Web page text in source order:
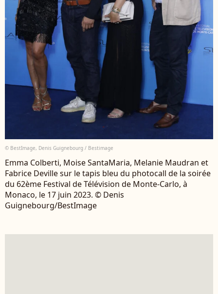
© BestImage, Denis Guignebourg / Bestimage
Emma Colberti, Moise SantaMaria, Melanie Maudran et
Fabrice Deville sur le tapis bleu du photocall de la soirée
du 62ème Festival de Télévision de Monte-Carlo, à
Monaco, le 17 juin 2023. © Denis
Guignebourg/BestImage